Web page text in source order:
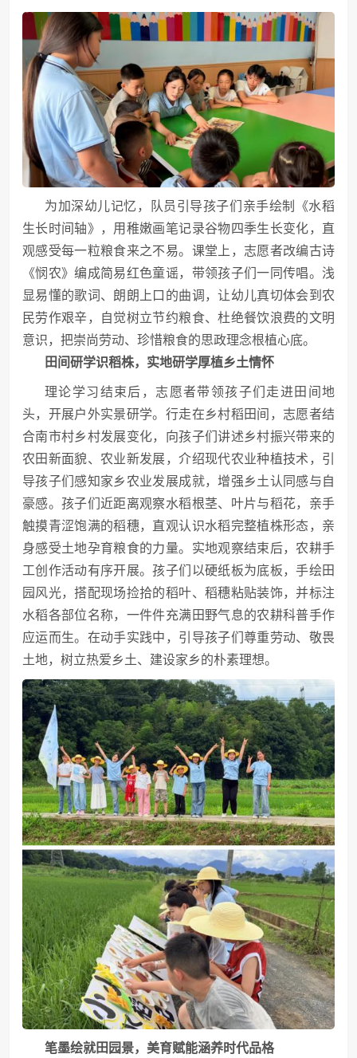
为加深幼儿记忆，队员引导孩子们亲手绘制《水稻
生长时间轴》，用稚嫩画笔记录谷物四季生长变化，直
观感受每一粒粮食来之不易。课堂上，志愿者改编古诗
《悯农》编成简易红色童谣，带领孩子们一同传唱。浅
显易懂的歌词、朗朗上口的曲调，让幼儿真切体会到农
民劳作艰辛，自觉树立节约粮食、杜绝餐饮浪费的文明
意识，把崇尚劳动、珍惜粮食的思政理念根植心底。
田间研学识稻株，实地研学厚植乡土情怀
理论学习结束后，志愿者带领孩子们走进田间地
头，开展户外实景研学。行走在乡村稻田间，志愿者结
合南市村乡村发展变化，向孩子们讲述乡村振兴带来的
农田新面貌、农业新发展，介绍现代农业种植技术，引
导孩子们感知家乡农业发展成就，增强乡土认同感与自
豪感。孩子们近距离观察水稻根茎、叶片与稻花，亲手
触摸青涩饱满的稻穗，直观认识水稻完整植株形态，亲
身感受土地孕育粮食的力量。实地观察结束后，农耕手
工创作活动有序开展。孩子们以硬纸板为底板，手绘田
园风光，搭配现场捡拾的稻叶、稻穗粘贴装饰，并标注
水稻各部位名称，一件件充满田野气息的农耕科普手作
应运而生。在动手实践中，引导孩子们尊重劳动、敬畏
土地，树立热爱乡土、建设家乡的朴素理想。
笔墨绘就田园景，美育赋能涵养时代品格